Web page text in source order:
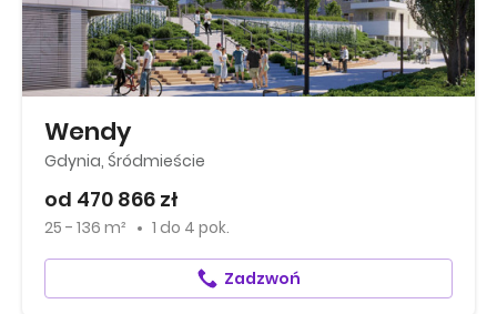
Wendy
Gdynia, Śródmieście
od 470 866 zł
25 - 136 m² 1 do 4 pok.
Zadzwoń